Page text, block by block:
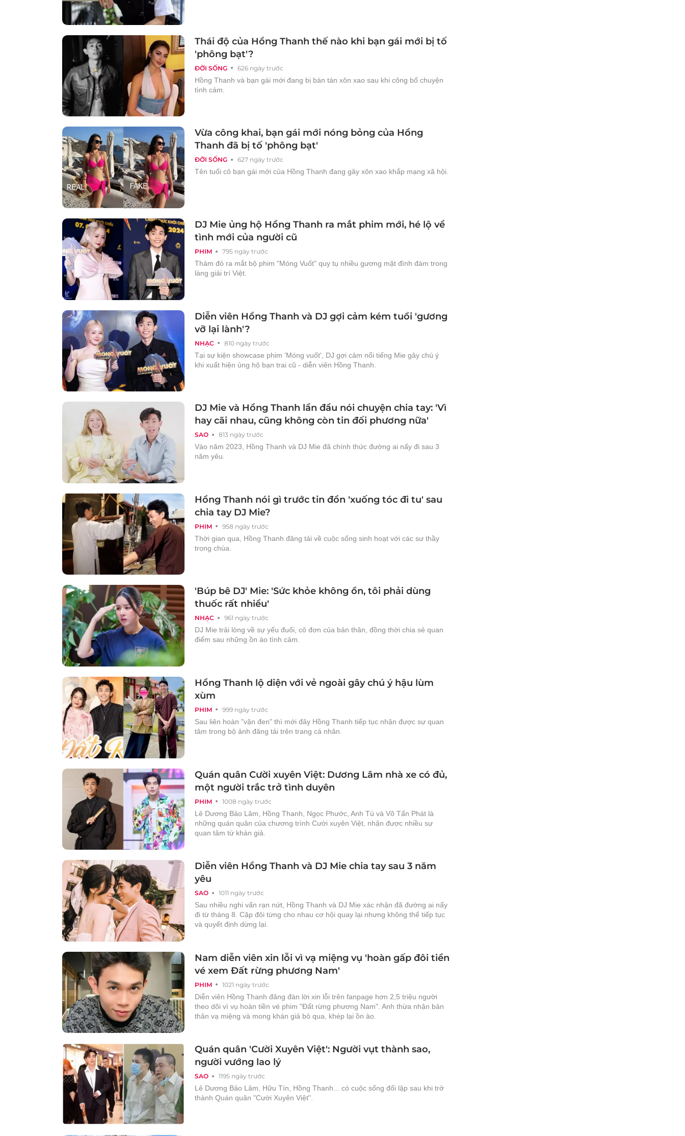
ĐỜI SỐNG 626 ngày trước
Thái độ của Hồng Thanh thế nào khi bạn gái mới bị tố
'phông bạt'?
Hồng Thanh và bạn gái mới đang bị bàn tán xôn xao sau khi công bố chuyện
tình cảm.
ĐỜI SỐNG 627 ngày trước
Vừa công khai, bạn gái mới nóng bỏng của Hồng
Thanh đã bị tố 'phông bạt'
Tên tuổi cô bạn gái mới của Hồng Thanh đang gây xôn xao khắp mạng xã hội.
PHIM 795 ngày trước
DJ Mie ủng hộ Hồng Thanh ra mắt phim mới, hé lộ về
tình mới của người cũ
Thảm đỏ ra mắt bộ phim "Móng Vuốt" quy tụ nhiều gương mặt đình đám trong
làng giải trí Việt.
NHẠC 810 ngày trước
Diễn viên Hồng Thanh và DJ gợi cảm kém tuổi 'gương
vỡ lại lành'?
Tại sự kiện showcase phim 'Móng vuốt', DJ gợi cảm nổi tiếng Mie gây chú ý
khi xuất hiện ủng hộ bạn trai cũ - diễn viên Hồng Thanh.
SAO 813 ngày trước
DJ Mie và Hồng Thanh lần đầu nói chuyện chia tay: 'Vì
hay cãi nhau, cũng không còn tin đối phương nữa'
Vào năm 2023, Hồng Thanh và DJ Mie đã chính thức đường ai nấy đi sau 3
năm yêu.
PHIM 958 ngày trước
Hồng Thanh nói gì trước tin đồn 'xuống tóc đi tu' sau
chia tay DJ Mie?
Thời gian qua, Hồng Thanh đăng tải về cuộc sống sinh hoạt với các sư thầy
trong chùa.
NHẠC 961 ngày trước
'Búp bê DJ' Mie: 'Sức khỏe không ổn, tôi phải dùng
thuốc rất nhiều'
DJ Mie trải lòng về sự yếu đuối, cô đơn của bản thân, đồng thời chia sẻ quan
điểm sau những ồn ào tình cảm.
PHIM 999 ngày trước
Hồng Thanh lộ diện với vẻ ngoài gây chú ý hậu lùm
xùm
Sau liên hoàn "vận đen" thì mới đây Hồng Thanh tiếp tục nhận được sự quan
tâm trong bộ ảnh đăng tải trên trang cá nhân.
PHIM 1008 ngày trước
Quán quân Cười xuyên Việt: Dương Lâm nhà xe có đủ,
một người trắc trở tình duyên
Lê Dương Bảo Lâm, Hồng Thanh, Ngọc Phước, Anh Tú và Võ Tấn Phát là
những quán quân của chương trình Cười xuyên Việt, nhận được nhiều sự
quan tâm từ khán giả.
SAO 1011 ngày trước
Diễn viên Hồng Thanh và DJ Mie chia tay sau 3 năm
yêu
Sau nhiều nghi vấn rạn nứt, Hồng Thanh và DJ Mie xác nhận đã đường ai nấy
đi từ tháng 8. Cặp đôi từng cho nhau cơ hội quay lại nhưng không thể tiếp tục
và quyết định dừng lại.
PHIM 1021 ngày trước
Nam diễn viên xin lỗi vì vạ miệng vụ 'hoàn gấp đôi tiền
vé xem Đất rừng phương Nam'
Diễn viên Hồng Thanh đăng đàn lời xin lỗi trên fanpage hơn 2,5 triệu người
theo dõi vì vụ hoàn tiền vé phim "Đất rừng phương Nam". Anh thừa nhận bản
thân vạ miệng và mong khán giả bỏ qua, khép lại ồn ào.
SAO 1195 ngày trước
Quán quân 'Cười Xuyên Việt': Người vụt thành sao,
người vướng lao lý
Lê Dương Bảo Lâm, Hữu Tín, Hồng Thanh... có cuộc sống đối lập sau khi trở
thành Quán quân "Cười Xuyên Việt".